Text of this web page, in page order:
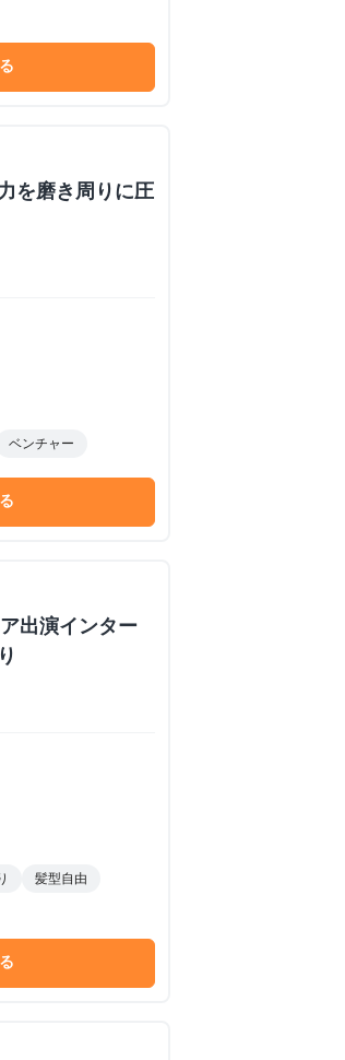
を磨き周りに圧
ベンチャー
出演インター
髪型自由